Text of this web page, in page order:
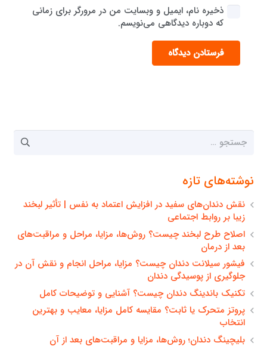
ذخیره نام، ایمیل و وبسایت من در مرورگر برای زمانی
که دوباره دیدگاهی می‌نویسم.
فرستادن دیدگاه
جستجو
نوشته‌های تازه
نقش دندان‌های سفید در افزایش اعتماد به نفس | تأثیر لبخند
زیبا بر روابط اجتماعی
اصلاح طرح لبخند چیست؟ روش‌ها، مزایا، مراحل و مراقبت‌های
بعد از درمان
فیشور سیلانت دندان چیست؟ مزایا، مراحل انجام و نقش آن در
جلوگیری از پوسیدگی دندان
تکنیک باندینگ دندان چیست؟ آشنایی و توضیحات کامل
پروتز متحرک یا ثابت؟ مقایسه کامل مزایا، معایب و بهترین
انتخاب
بلیچینگ دندان؛ روش‌ها، مزایا و مراقبت‌های بعد از آن